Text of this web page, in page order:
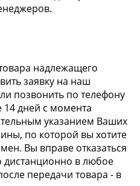
надлежащего
заявку на наш
позвонить по телефону
14 дней с момента
указанием Ваших
по которой вы хотите
Вы вправе отказаться
дистанционно в любое
передачи товара - в